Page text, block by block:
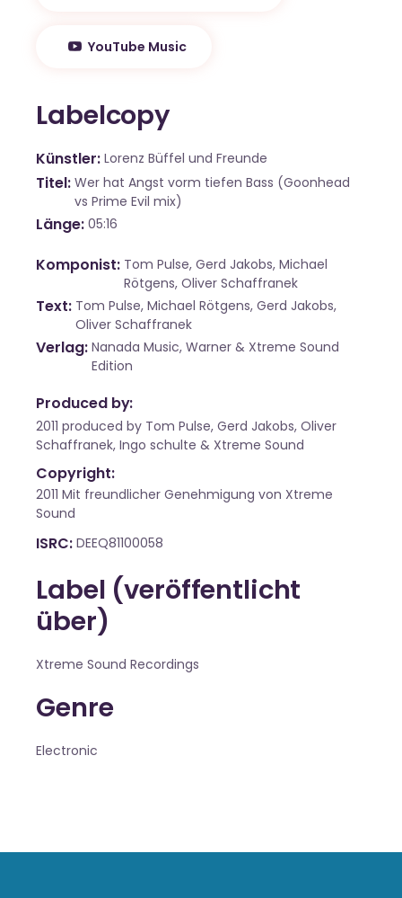
YouTube Music
Labelcopy
Künstler Lorenz Büffel und Freunde
Titel Wer hat Angst vorm tiefen Bass (Goonhead
vs Prime Evil mix)
Länge 05:16
Komponist Tom Pulse, Gerd Jakobs, Michael
Rötgens, Oliver Schaffranek
Text Tom Pulse, Michael Rötgens, Gerd Jakobs,
Oliver Schaffranek
Verlag Nanada Music, Warner & Xtreme Sound
Edition
Produced by:
2011 produced by Tom Pulse, Gerd Jakobs, Oliver
Schaffranek, Ingo schulte & Xtreme Sound
Copyright:
2011 Mit freundlicher Genehmigung von Xtreme
Sound
ISRC DEEQ81100058
Label (veröffentlicht
über)
Xtreme Sound Recordings
Genre
Electronic